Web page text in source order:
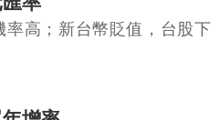
率高；新台幣貶值，台股下